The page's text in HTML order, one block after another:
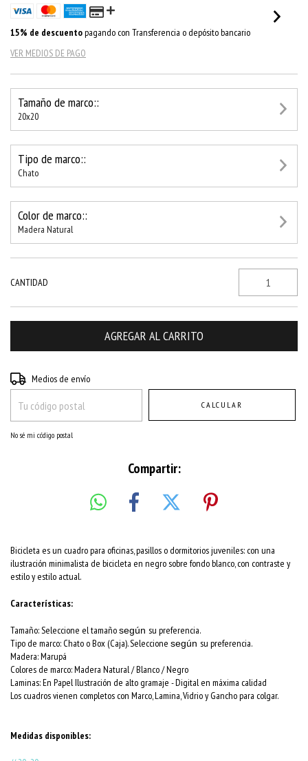
15% de descuentopagando con Transferencia o depósito bancario
VER MEDIOS DE PAGO
Tamaño de marco::
20x20
Tipo de marco::
Chato
Color de marco::
Madera Natural
CANTIDAD
Entregas para el CP:
Medios de envío
CALCULAR
No sé mi código postal
Compartir:
Bicicleta es un cuadro para oficinas, pasillos o dormitorios juveniles: con una
ilustración minimalista de bicicleta en negro sobre fondo blanco, con contraste y
estilo y estilo actual.
Características:
Tamaño: Seleccione el tamañosegún su preferencia.
Tipo de marco: Chato o Box (Caja). Seleccione según su preferencia.
Madera: Marupá
Colores de marco:Madera Natural / Blanco / Negro
Laminas: En Papel Ilustración de alto gramaje - Digital en máxima calidad
Los cuadros vienen completos con Marco, Lamina, Vidrio y Gancho para colgar.
Medidas disponibles: